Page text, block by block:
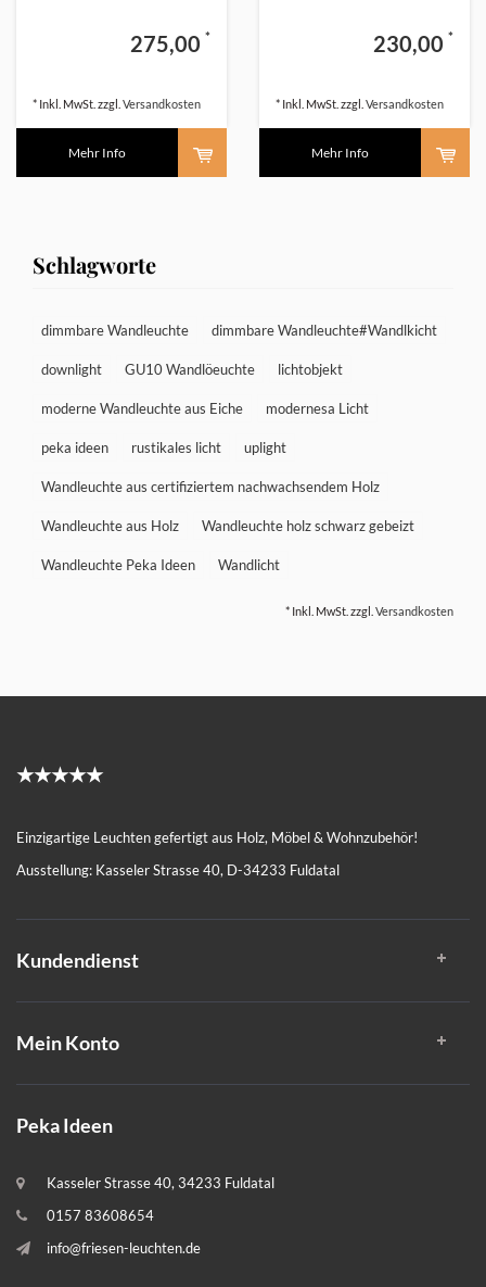
275,00 *
* Inkl. MwSt. zzgl. Versandkosten
Mehr Info
230,00 *
* Inkl. MwSt. zzgl. Versandkosten
Mehr Info
Schlagworte
dimmbare Wandleuchte dimmbare Wandleuchte#Wandlkicht
downlight GU10 Wandlöeuchte lichtobjekt
moderne Wandleuchte aus Eiche modernesa Licht
peka ideen rustikales licht uplight
Wandleuchte aus certifiziertem nachwachsendem Holz
Wandleuchte aus Holz Wandleuchte holz schwarz gebeizt
Wandleuchte Peka Ideen Wandlicht
* Inkl. MwSt. zzgl. Versandkosten
★★★★★
Einzigartige Leuchten gefertigt aus Holz, Möbel & Wohnzubehör!
Ausstellung: Kasseler Strasse 40, D-34233 Fuldatal
Kundendienst
Mein Konto
Peka Ideen
Kasseler Strasse 40, 34233 Fuldatal
0157 83608654
info@friesen-leuchten.de